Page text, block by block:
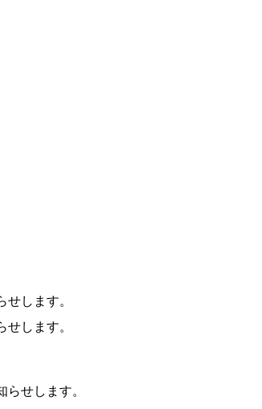
します。
します。
せします。